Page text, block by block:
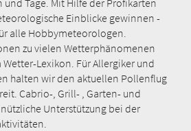
Einblicke gewinnen -
alle Hobbymeteorologen.
zu vielen Wetterphänomenen
Lexikon. Für Allergiker und
halten wir den aktuellen Pollenflug
Cabrio-, Grill- , Garten- und
Unterstützung bei der